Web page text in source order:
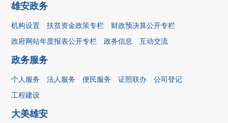
雄安政务
机构设置 扶贫资金政策专栏
财政预决算公开专栏
政府网站年度报表公开专栏
政务信息 互动交流
政务服务
个人服务 法人服务 便民服务 证照联办
公司登记
工程建设
大美雄安